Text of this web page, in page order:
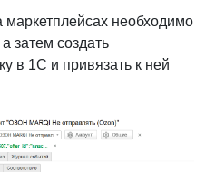
необходимо
затем создать
в 1С и привязать к ней